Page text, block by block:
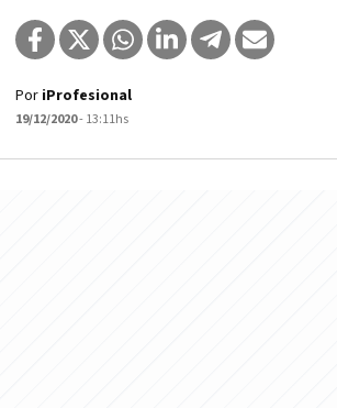
Por iProfesional
19/12/2020- 13:11hs